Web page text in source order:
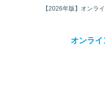
【2026年版】オンラ
オンライ